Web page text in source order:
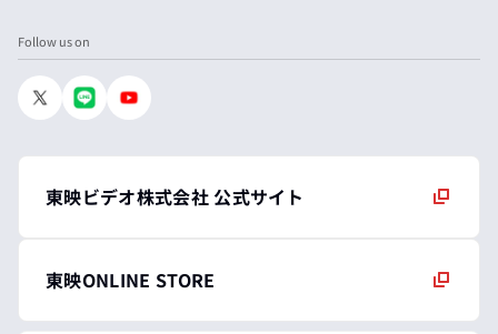
Follow us on
東映ビデオ株式会社 公式サイト
東映ONLINE STORE